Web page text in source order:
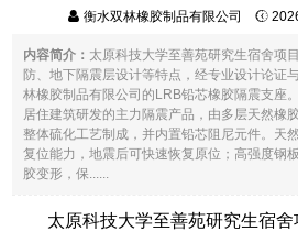
衡水双林橡胶制品有限公司
内容简介： 太原科技大学至善苑研究生宿舍项
防、地下隔震层设计等特点，经专业设计论证
林橡胶制品有限公司的LRB铅芯橡胶隔震支座
居住建筑研发的主力隔震产品，由多层天然橡
整体硫化工艺制成，并内置铅芯阻尼元件。天
复位能力，地震后可快速恢复原位；高强度钢
胶变形，保......
太原科技大学至善苑研究生宿